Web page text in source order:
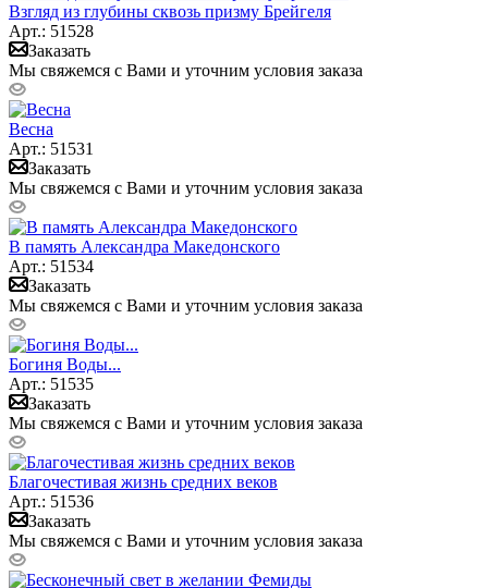
Взгляд из глубины сквозь призму Брейгеля
Арт.: 51528
Заказать
Мы свяжемся с Вами и уточним условия заказа
Весна
Арт.: 51531
Заказать
Мы свяжемся с Вами и уточним условия заказа
В память Александра Македонского
Арт.: 51534
Заказать
Мы свяжемся с Вами и уточним условия заказа
Богиня Воды...
Арт.: 51535
Заказать
Мы свяжемся с Вами и уточним условия заказа
Благочестивая жизнь средних веков
Арт.: 51536
Заказать
Мы свяжемся с Вами и уточним условия заказа